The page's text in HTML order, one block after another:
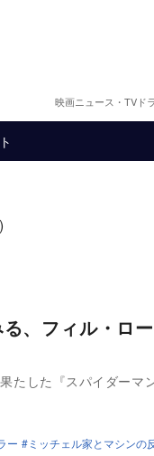
映画ニュース・TVド
、フィル・ロ
たした『スパイダーマ
ー
ミッチェル家とマシンの